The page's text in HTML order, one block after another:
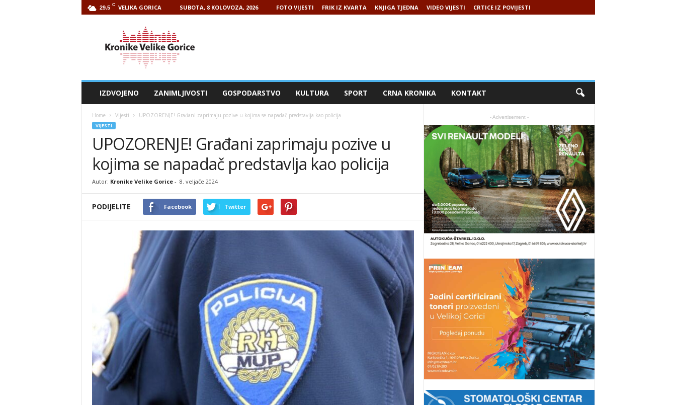
29.5 C VELIKA GORICA SUBOTA, 8 KOLOVOZA, 2026 FOTO VIJESTI FRIK IZ KVARTA KNJIGA TJEDNA VIDEO VIJESTI CRTICE IZ POVIJESTI
IZDVOJENO ZANIMLJIVOSTI GOSPODARSTVO KULTURA SPORT CRNA KRONIKA KONTAKT
Home Vijesti UPOZORENJE! Građani zaprimaju pozive u kojima se napadač predstavlja kao policija
VIJESTI
UPOZORENJE! Građani zaprimaju pozive u
kojima se napadač predstavlja kao policija
Autor: Kronike Velike Gorice- 8. veljače 2024
PODIJELITE Facebook Twitter
- Advertisement -